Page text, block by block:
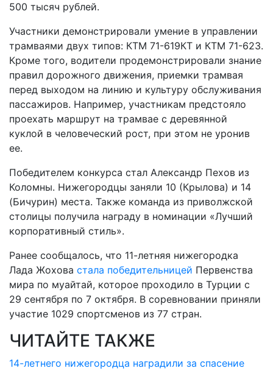
500 тысяч рублей.
Участники демонстрировали умение в управлении
трамваями двух типов: КТМ 71-619КТ и КТМ 71-623.
Кроме того, водители продемонстрировали знание
правил дорожного движения, приемки трамвая
перед выходом на линию и культуру обслуживания
пассажиров. Например, участникам предстояло
проехать маршрут на трамвае с деревянной
куклой в человеческий рост, при этом не уронив
ее.
Победителем конкурса стал Александр Пехов из
Коломны. Нижегородцы заняли 10 (Крылова) и 14
(Бичурин) места. Также команда из приволжской
столицы получила награду в номинации «Лучший
корпоративный стиль».
Ранее сообщалось, что 11-летняя нижегородка
Лада Жохова стала победительницей Первенства
мира по муайтай, которое проходило в Турции с
29 сентября по 7 октября. В соревновании приняли
участие 1029 спортсменов из 77 стран.
ЧИТАЙТЕ ТАКЖЕ
14-летнего нижегородца наградили за спасение